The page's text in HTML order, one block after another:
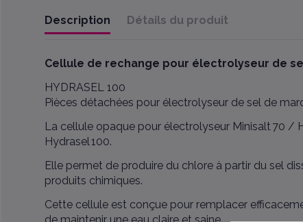
Description Détails du produit
Cellule de rechange pour électrolyseur de
HYDRASEL 100
Pièces détachées pour électrolyseur de sel de
La cellule opaque pour électrolyseur Minisalt 70 /
Hydrasel 100.
Elle permet de produire du chlore à partir du sel
produits chimiques.
Cette cellule est conçue pour remplacer
de maintenir une eau claire et saine.